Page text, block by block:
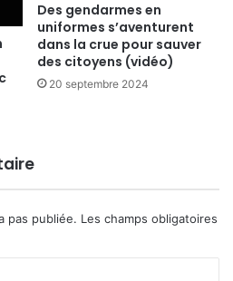
Des gendarmes en
uniformes s’aventurent
dans la crue pour sauver
des citoyens (vidéo)
20 septembre 2024
pas publiée. Les champs obligatoires